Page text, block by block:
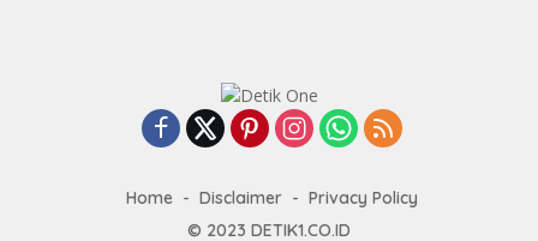
Home Disclaimer
Privacy Policy
© 2023 DETIK1.CO.ID